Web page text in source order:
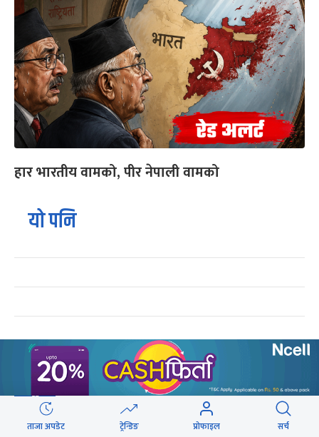
हार भारतीय वामको, पीर नेपाली वामको
यो पनि
ट्रेन्डिङ
१ शेरबहादुर देउवा स्वदेश फर्किने समय परिवर्तन
ताजा अपडेट ट्रेन्डिङ प्रोफाइल सर्च